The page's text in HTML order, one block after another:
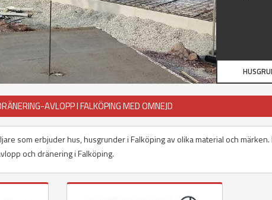
AVLOPP I FALKÖPING MED OMNEJD
som erbjuder hus, husgrunder i Falköping av olika material och
och dränering i Falköping.